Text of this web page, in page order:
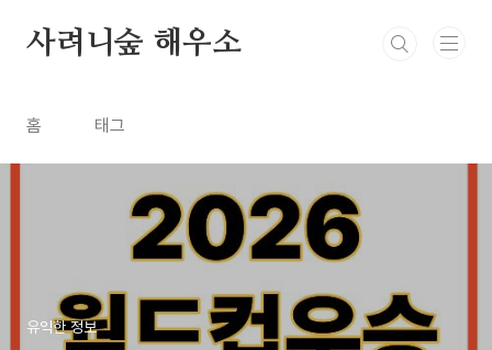
사려니숲 해우소
홈 태그
유익한 정보